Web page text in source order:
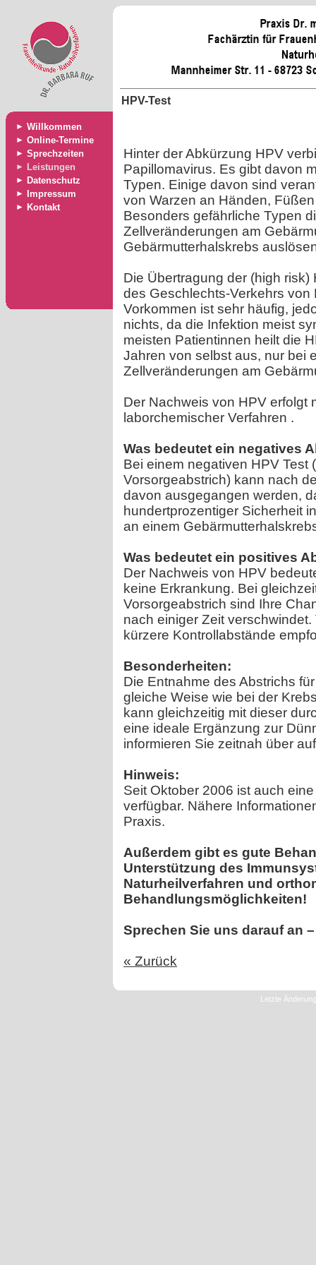
► Willkommen
► Online-Termine
► Sprechzeiten
► Leistungen
► Datenschutz
► Impressum
► Kontakt
HPV-Test
Hinter der Abkürzung HPV
Papillomavirus. Es gibt davon
Typen. Einige davon sind
von Warzen an Händen,
Besonders gefährliche Typen
Zellveränderungen am
Gebärmutterhalskrebs
Die Übertragung der (high
des Geschlechts-Verkehrs
Vorkommen ist sehr häufig,
nichts, da die Infektion meist
meisten Patientinnen heilt die
Jahren von selbst aus, nur bei
Zellveränderungen am
Der Nachweis von HPV erfolgt
laborchemischer Verfahren .
Was bedeutet ein negatives
Bei einem negativen HPV Test
Vorsorgeabstrich) kann nach
davon ausgegangen werden,
hundertprozentiger Sicherheit
an einem
Was bedeutet ein positives
Der Nachweis von HPV
keine Erkrankung. Bei
Vorsorgeabstrich sind Ihre
nach einiger Zeit
kürzere Kontrollabstände
Besonderheiten:
Die Entnahme des Abstrichs
gleiche Weise wie bei der
kann gleichzeitig mit dieser
eine ideale Ergänzung zur
informieren Sie zeitnah über
Hinweis:
Seit Oktober 2006 ist auch
verfügbar. Nähere
Praxis.
Außerdem gibt es gute
Unterstützung des
Naturheilverfahren und
Behandlungsmöglichkeiten!
Sprechen Sie uns darauf an
« Zurück
Letzte